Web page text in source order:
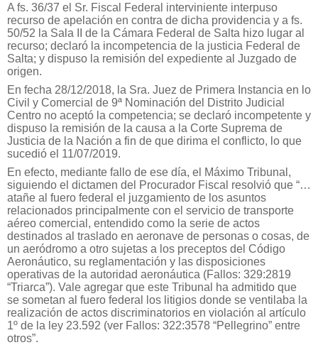
A fs. 36/37 el Sr. Fiscal Federal interviniente interpuso
recurso de apelación en contra de dicha providencia y a fs.
50/52 la Sala II de la Cámara Federal de Salta hizo lugar al
recurso; declaró la incompetencia de la justicia Federal de
Salta; y dispuso la remisión del expediente al Juzgado de
origen.
En fecha 28/12/2018, la Sra. Juez de Primera Instancia en lo
Civil y Comercial de 9ª Nominación del Distrito Judicial
Centro no aceptó la competencia; se declaró incompetente y
dispuso la remisión de la causa a la Corte Suprema de
Justicia de la Nación a fin de que dirima el conflicto, lo que
sucedió el 11/07/2019.
En efecto, mediante fallo de ese día, el Máximo Tribunal,
siguiendo el dictamen del Procurador Fiscal resolvió que “…
atañe al fuero federal el juzgamiento de los asuntos
relacionados principalmente con el servicio de transporte
aéreo comercial, entendido como la serie de actos
destinados al traslado en aeronave de personas o cosas, de
un aeródromo a otro sujetas a los preceptos del Código
Aeronáutico, su reglamentación y las disposiciones
operativas de la autoridad aeronáutica (Fallos: 329:2819
“Triarca”). Vale agregar que este Tribunal ha admitido que
se sometan al fuero federal los litigios donde se ventilaba la
realización de actos discriminatorios en violación al artículo
1º de la ley 23.592 (ver Fallos: 322:3578 “Pellegrino” entre
otros”.